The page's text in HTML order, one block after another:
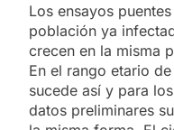
Los ensayos
población ya
crecen en la misma
En el rango etario
sucede así y para
datos preliminares